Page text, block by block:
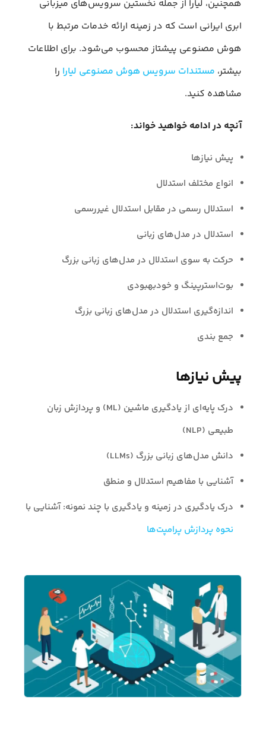
همچنین، لیارا از جمله نخستین سرویس‌های میزبانی
ابری ایرانی است که در زمینه ارائه خدمات مرتبط با
هوش مصنوعی پیشتاز محسوب می‌شود. برای اطلاعات
بیشتر، مستندات سرویس هوش مصنوعی لیارا را
مشاهده کنید.
آنچه در ادامه خواهید خواند:
پیش‌ نیازها
انواع مختلف استدلال
استدلال رسمی در مقابل استدلال غیررسمی
استدلال در مدل‌های زبانی
حرکت به سوی استدلال در مدل‌های زبانی بزرگ
بوت‌استرپینگ و خودبهبودی
اندازه‌گیری استدلال در مدل‌های زبانی بزرگ
جمع بندی
پیش‌ نیازها
درک پایه‌ای از یادگیری ماشین (ML) و پردازش زبان
طبیعی (NLP)
دانش مدل‌های زبانی بزرگ (LLMs)
آشنایی با مفاهیم استدلال و منطق
درک یادگیری در زمینه و یادگیری با چند نمونه: آشنایی با
نحوه پردازش پرامپت‌ها